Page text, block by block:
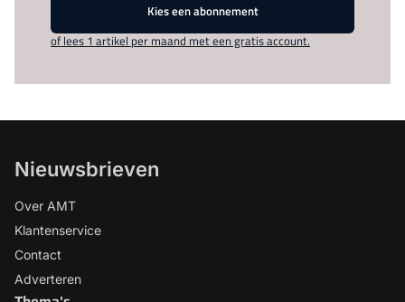
Kies een abonnement
of lees 1 artikel per maand met een gratis account.
Nieuwsbrieven
Over AMT
Klantenservice
Contact
Adverteren